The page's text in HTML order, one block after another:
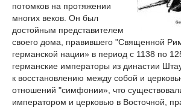
потомков на протяжении
многих веков. Он был
достойным представителем
своего дома, правившего "Священной
германской нации» в период с 1138 по
германские императоры из династии
к восстановлению между собой и
отношений "симфонии», что
императором и церковью в Восточной,